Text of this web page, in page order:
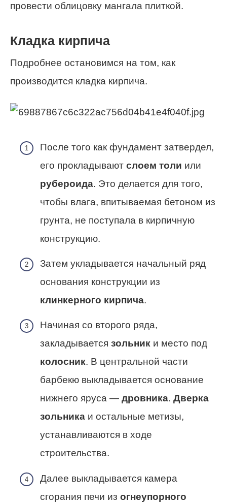
провести облицовку мангала плиткой.
Кладка кирпича
Подробнее остановимся на том, как
производится кладка кирпича.
После того как фундамент затвердел,
его прокладывают слоем толи или
рубероида. Это делается для того,
чтобы влага, впитываемая бетоном из
грунта, не поступала в кирпичную
конструкцию.
Затем укладывается начальный ряд
основания конструкции из
клинкерного кирпича.
Начиная со второго ряда,
закладывается зольник и место под
колосник. В центральной части
барбекю выкладывается основание
нижнего яруса — дровника. Дверка
зольника и остальные метизы,
устанавливаются в ходе
строительства.
Далее выкладывается камера
сгорания печи из огнеупорного